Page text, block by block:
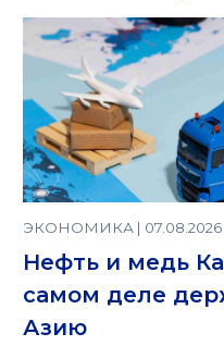
ЭКОНОМИКА | 07.08.2026
Нефть и медь
самом деле
Азию